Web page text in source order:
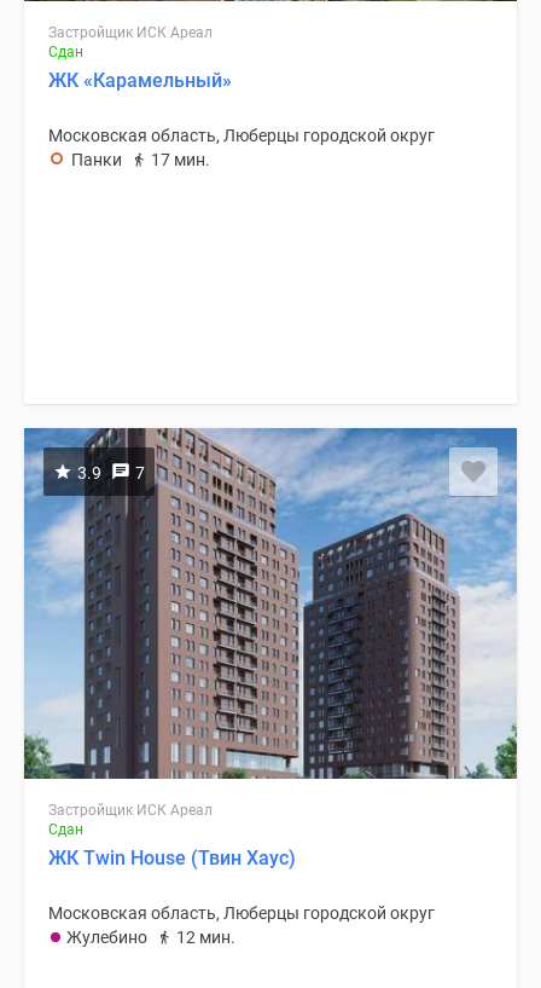
Застройщик ИСК Ареал
Сдан
ЖК «Карамельный»
Московская область, Люберцы городской округ
Панки
17 мин.
3.9 7
Застройщик ИСК Ареал
Сдан
ЖК Twin House (Твин Хаус)
Московская область, Люберцы городской округ
Жулебино
12 мин.